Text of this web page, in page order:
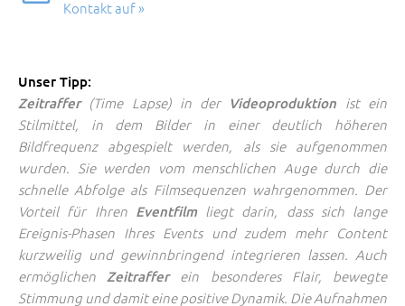
manche Events bieten sich Außen- sowie
Persönlichkeiten ihre Wirkung entfalten können.
Die besten Szenen aus dem gesamten Ablauf der
Veranstaltung lassen sich herauskristallisieren und mit
weiteren Informationen verdichten. Durch2D oder 3D
Animationenlassen sich besondere Effekte erzeugen.
Damit lenken Sie die Aufmerksamkeit und verstärken
die Eindrücke. Mit zusätzlichen Grafiken, Bildern oder
Text-Einblendern können in die Videoproduktion
ergänzende Informationen eingebracht werden. Aus
Kongresse
Produkteinführung
Ansprachen
Preisverleihung
Kontakt auf »
Unser Tipp:
Zeitraffer(Time Lapse) in der Videoproduktion ist ein
Stilmittel, in dem Bilder in einer deutlich höheren
Bildfrequenz abgespielt werden, als sie aufgenommen
wurden. Sie werden vom menschlichen Auge durch die
schnelle Abfolge als Filmsequenzen wahrgenommen. Der
Vorteil für Ihren Eventfilmliegt darin, dass sich lange
Ereignis-Phasen Ihres Events und zudem mehr Content
kurzweilig und gewinnbringend integrieren lassen. Auch
ermöglichen Zeitrafferein besonderes Flair, bewegte
Stimmung und damit eine positive Dynamik. Die Aufnahmen